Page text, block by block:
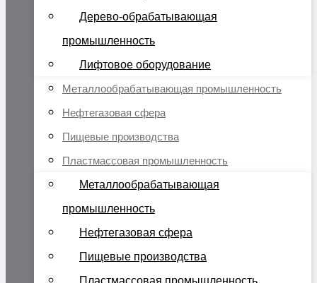
Дерево-обрабатывающая
промышленность
Лифтовое оборудование
Металлообрабатывающая промышленность
Нефтегазовая сфера
Пищевые производства
Пластмассовая промышленность
Металлообрабатывающая
промышленность
Нефтегазовая сфера
Пищевые производства